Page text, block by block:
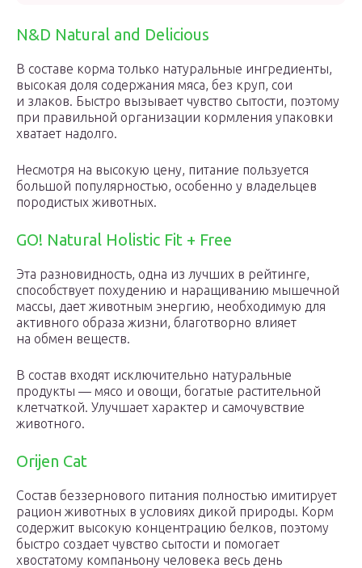
N&D Natural and Delicious
В составе корма только натуральные ингредиенты,
высокая доля содержания мяса, без круп, сои
и злаков. Быстро вызывает чувство сытости, поэтому
при правильной организации кормления упаковки
хватает надолго.
Несмотря на высокую цену, питание пользуется
большой популярностью, особенно у владельцев
породистых животных.
GO! Natural Holistic Fit + Free
Эта разновидность, одна из лучших в рейтинге,
способствует похудению и наращиванию мышечной
массы, дает животным энергию, необходимую для
активного образа жизни, благотворно влияет
на обмен веществ.
В состав входят исключительно натуральные
продукты — мясо и овощи, богатые растительной
клетчаткой. Улучшает характер и самочувствие
животного.
Orijen Cat
Состав беззернового питания полностью имитирует
рацион животных в условиях дикой природы. Корм
содержит высокую концентрацию белков, поэтому
быстро создает чувство сытости и помогает
хвостатому компаньону человека весь день